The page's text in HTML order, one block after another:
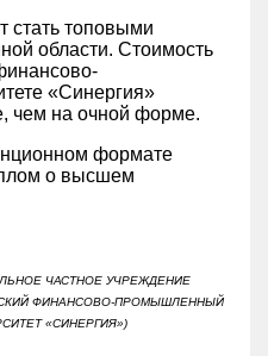
стать топовыми
области. Стоимость
«‎Синергия»‎
чем на очной форме.
формате
о высшем
ЧАСТНОЕ УЧРЕЖДЕНИЕ
ФИНАНСОВО-ПРОМЫШЛЕННЫЙ
«СИНЕРГИЯ»)